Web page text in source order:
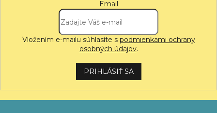
Email
Vložením e-mailu súhlasíte s podmienkami ochrany
osobných údajov.
PRIHLÁSIŤ SA